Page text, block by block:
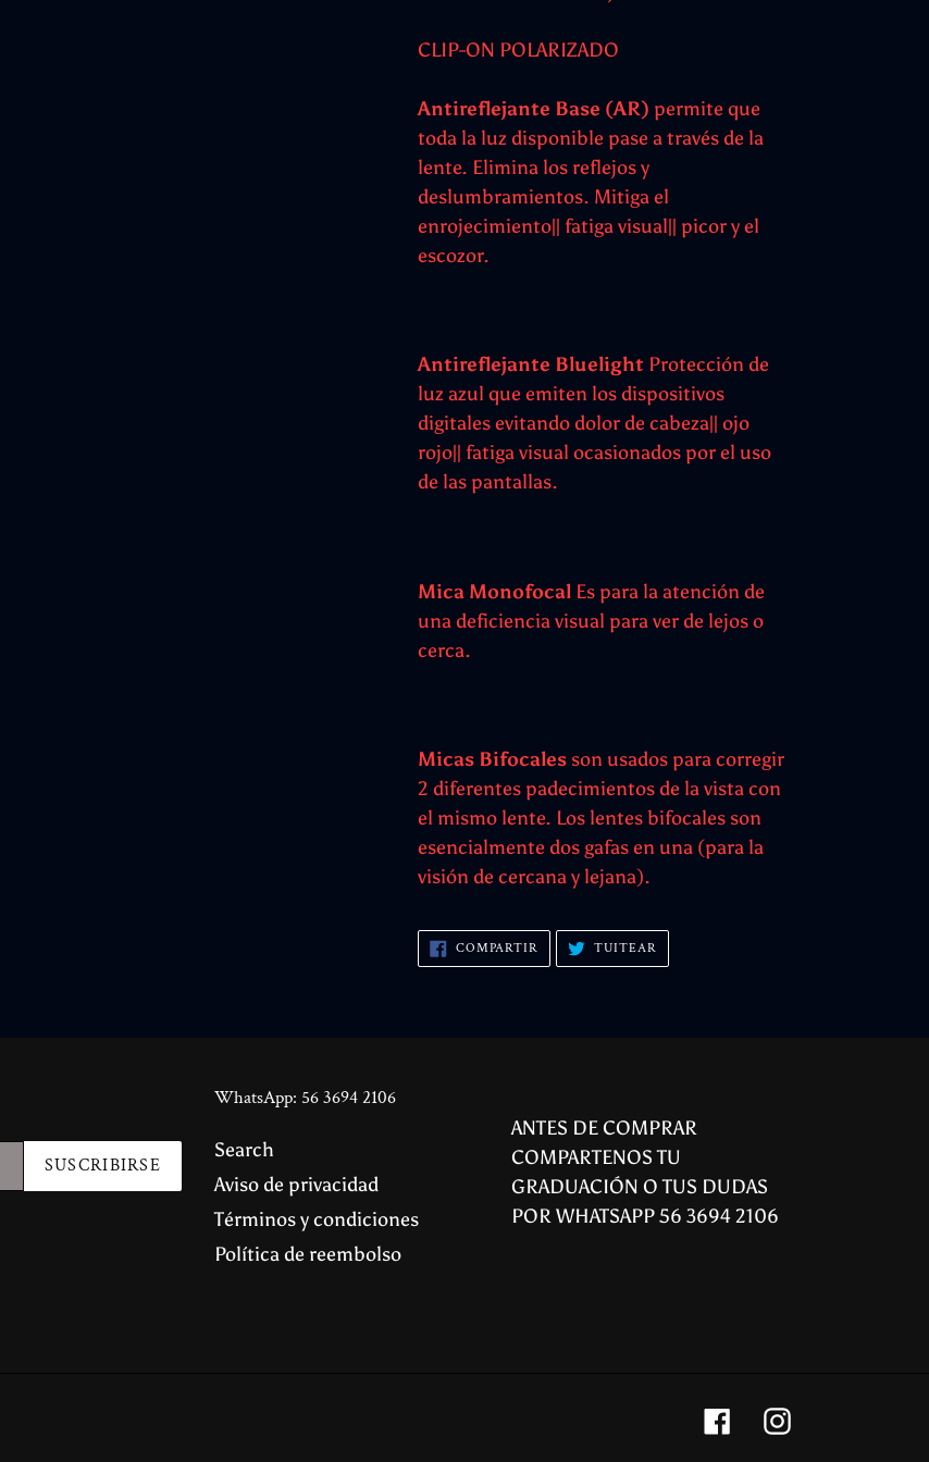
CLIP-ON POLARIZADO
Antireflejante Base (AR) permite que
toda la luz disponible pase a través de la
lente. Elimina los reflejos y
deslumbramientos. Mitiga el
enrojecimiento|| fatiga visual|| picor y el
escozor.
Antireflejante Bluelight Protección de
luz azul que emiten los dispositivos
digitales evitando dolor de cabeza|| ojo
rojo|| fatiga visual ocasionados por el uso
de las pantallas.
Mica Monofocal Es para la atención de
una deficiencia visual para ver de lejos o
cerca.
Micas Bifocalesson usados para corregir
2 diferentes padecimientos de la vista con
el mismo lente. Los lentes bifocales son
esencialmente dos gafas en una (para la
visión de cercana y lejana).
COMPARTIR COMPARTIR
FACEBOOK
TUITEAR
TWITTER
SUSCRIBIRSE
WhatsApp: 56 3694 2106
Search
Aviso de privacidad
Términos y condiciones
Política de reembolso
ANTES DE COMPRAR
COMPARTENOS TU
GRADUACIÓN O TUS DUDAS
POR WHATSAPP 56 3694 2106
FacebookInstagram